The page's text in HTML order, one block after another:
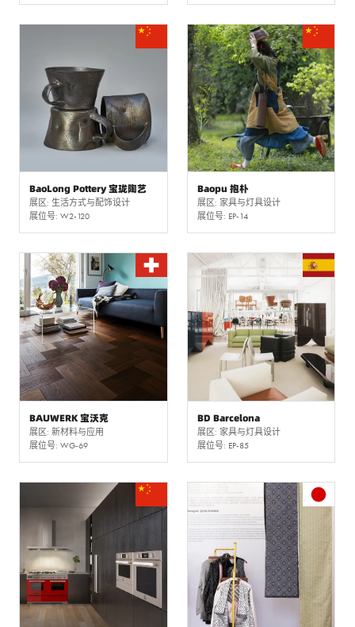
BaoLong Pottery 宝珑陶艺
展区: 生活方式与配饰设计
展位号: W2-120
Baopu 抱朴
展区: 家具与灯具设计
展位号: EP-14
BAUWERK 宝沃克
展区: 新材料与应用
展位号: WG-69
BD Barcelona
展区: 家具与灯具设计
展位号: EP-85